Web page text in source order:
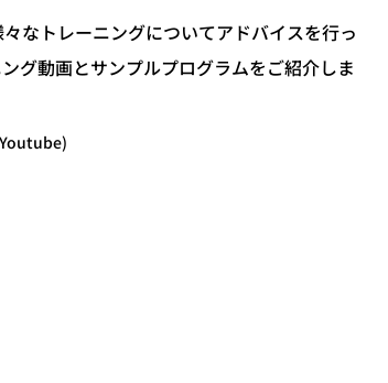
なトレーニングについてアドバイスを行っ
グ動画とサンプルプログラムをご紹介しま
Youtube)